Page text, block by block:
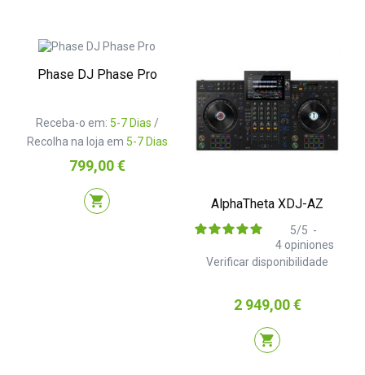
Phase DJ Phase Pro
Receba-o em: 5-7 Dias /
Recolha na loja em 5-7 Dias
Preço
799,00 €
shopping_cart AlphaTheta XDJ-AZ
Verificar disponibilidade
5/5 -
4 opiniones
Preço
2 949,00 €
shopping_cart